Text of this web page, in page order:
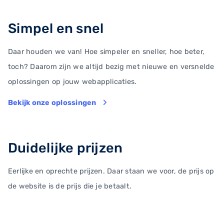
Simpel en snel
Daar houden we van! Hoe simpeler en sneller, hoe beter,
toch? Daarom zijn we altijd bezig met nieuwe en versnelde
oplossingen op jouw webapplicaties.
Bekijk onze oplossingen
Duidelijke prijzen
Eerlijke en oprechte prijzen. Daar staan we voor, de prijs op
de website is de prijs die je betaalt.